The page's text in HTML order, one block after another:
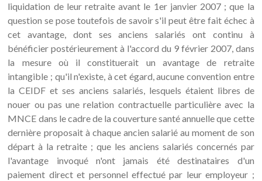
liquidation de leur retraite avant le 1er janvier 2007 ; que la
question se pose toutefois de savoir s'il peut être fait échec à
cet avantage, dont ses anciens salariés ont continu à
bénéficier postérieurement à l'accord du 9 février 2007, dans
la mesure où il constituerait un avantage de retraite
intangible ; qu'il n'existe, à cet égard, aucune convention entre
la CEIDF et ses anciens salariés, lesquels étaient libres de
nouer ou pas une relation contractuelle particulière avec la
MNCE dans le cadre de la couverture santé annuelle que cette
dernière proposait à chaque ancien salarié au moment de son
départ à la retraite ; que les anciens salariés concernés par
l'avantage invoqué n'ont jamais été destinataires d'un
paiement direct et personnel effectué par leur employeur ;